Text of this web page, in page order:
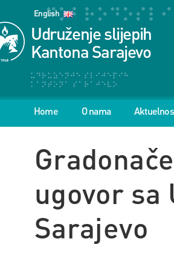
English
Udruženje slijepih
Kantona Sarajevo
Home O nama
ugovor
Sarajevo